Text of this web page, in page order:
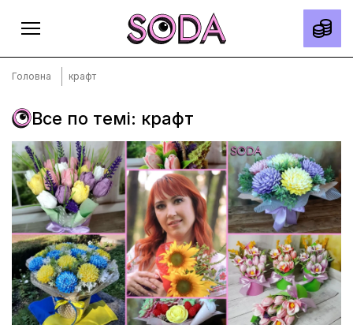
Головна
Тексти
Спецпроєкти
Slow news
Місто
Про нас
Редакційна політика
Головна крафт
Все по темі: крафт